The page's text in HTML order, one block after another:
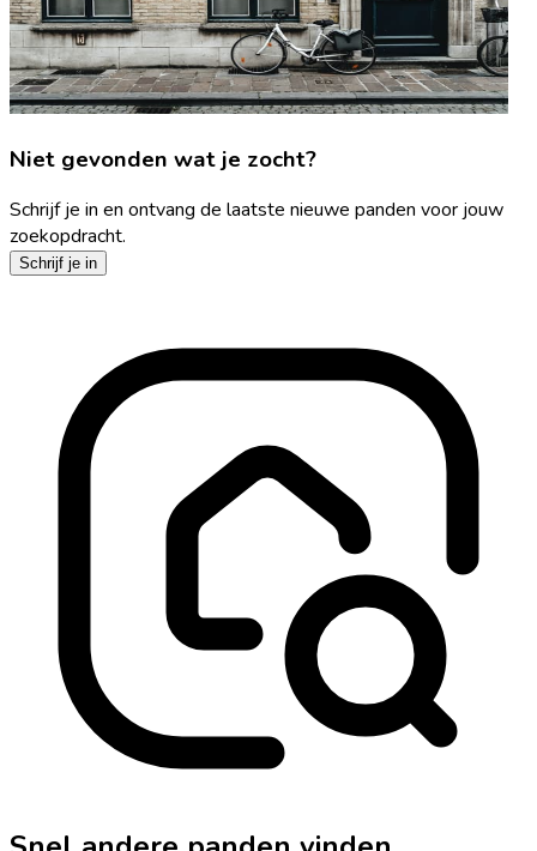
Niet gevonden wat je zocht?
Schrijf je in en ontvang de laatste nieuwe panden voor jouw
zoekopdracht.
Schrijf je in